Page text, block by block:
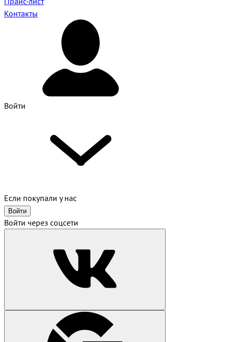
Контакты
Войти
Если покупали у нас
Войти
Войти через соцсети